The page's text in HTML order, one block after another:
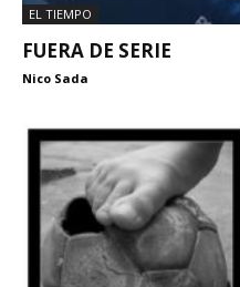
EL TIEMPO
FUERA DE SERIE
Nico Sada